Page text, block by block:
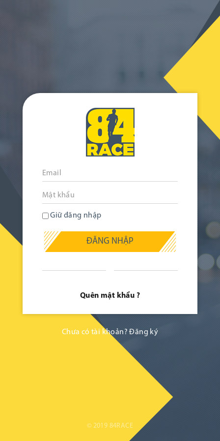
Giữ đăng nhập
ĐĂNG NHẬP
Quên mật khẩu ?
Chưa có tài khoản?Đăng ký
© 2019 84RACE